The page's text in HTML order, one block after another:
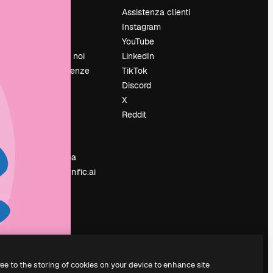
Lavora con noi
Cerca tendenze
Sala stampa
Cerchi magnific.ai
Assistenza clienti
Instagram
YouTube
LinkedIn
TikTok
Discord
X
Reddit
to the storing of cookies on your device to enhance site